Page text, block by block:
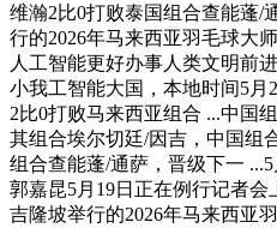
维瀚2比0打败泰国组合查能蓬/
行的2026年马来西亚羽毛球大
人工智能更好办事人类文明前
小我工智能大国，本地时间5月
2比0打败马来西亚组合 ...中国
其组合埃尔切廷/因吉，中国组
组合查能蓬/通萨，晋级下一
郭嘉昆5月19日正在例行记者
吉隆坡举行的2026年马来西亚